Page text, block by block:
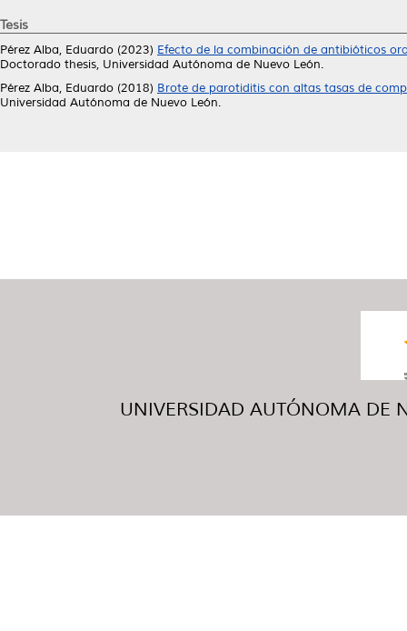
Tesis
Pérez Alba, Eduardo (2023) Efecto de la combinación de antibióticos
Doctorado thesis, Universidad Autónoma de Nuevo León.
Pérez Alba, Eduardo (2018) Brote de parotiditis con altas tasas de
Universidad Autónoma de Nuevo León.
UNIVERSIDAD AUTÓNOMA DE